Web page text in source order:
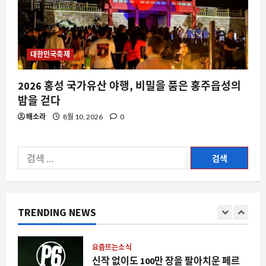
대한민국축제
2026 홍성 국가유산 야행, 비밀을 품은 홍주읍성의
밤을 걷다
배소라 8월 10, 2026 0
색:
TRENDING NEWS
5
스팀
PS5에서 스팀 머신으로의 전환, 무엇을
잃게 될까
8월 10, 2026 0
AI
킹용 모델로 주목받나
2
스팀
스팀 프레임 정체성 논란, 밸브의 새로운
요즘뜨는소식
신작 없이도 100만 장을 팔아치운 페르